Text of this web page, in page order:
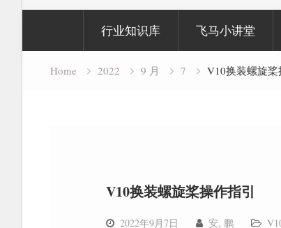
行业知识库 飞马小讲堂
Home 2022 9 月 7 V10换装螺旋桨
V10换装螺旋桨操作指引
2022年9月7日 安, 鹏